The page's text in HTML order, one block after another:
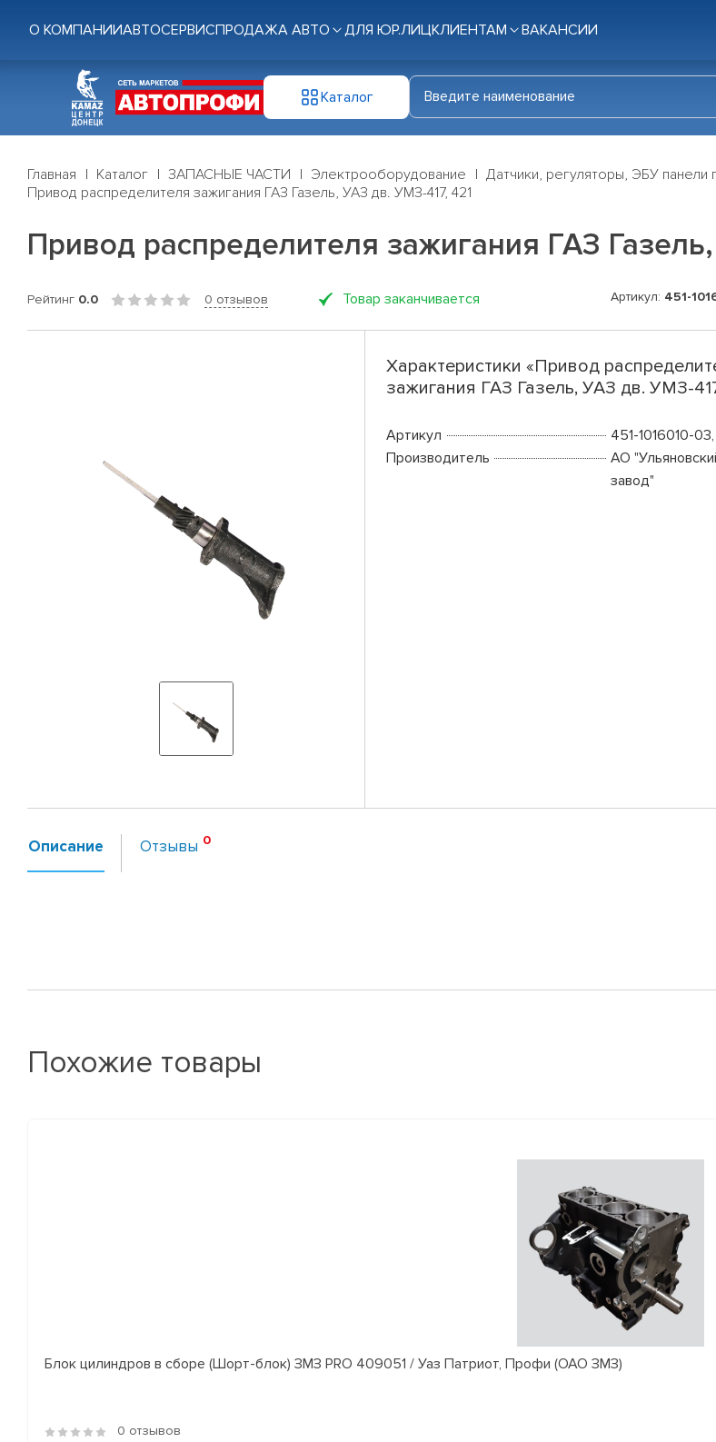
О КОМПАНИИАВТОСЕРВИСПРОДАЖА АВТО ДЛЯ ЮР.ЛИЦКЛИЕНТАМ ВАКАНСИИ
Каталог
Главная Каталог ЗАПАСНЫЕ ЧАСТИ Электрооборудование
Датчики, регуляторы, ЭБУ панели
Привод распределителя зажигания ГАЗ Газель, УАЗ дв. УМЗ-417, 421
Привод распределителя зажигания ГАЗ
Рейтинг 0.0 0 отзывов Товар заканчивается Артикул: 451-
Характеристики «Привод
зажигания ГАЗ Газель, УАЗ дв. УМЗ-
Артикул
451-1016010-03,
Производитель
АО
завод"
Описание Отзывы
Похожие товары
Блок цилиндров в сборе (Шорт-блок) ЗМЗ PRO 409051 / Уаз Патриот, Профи (ОАО ЗМЗ)
0 отзывов